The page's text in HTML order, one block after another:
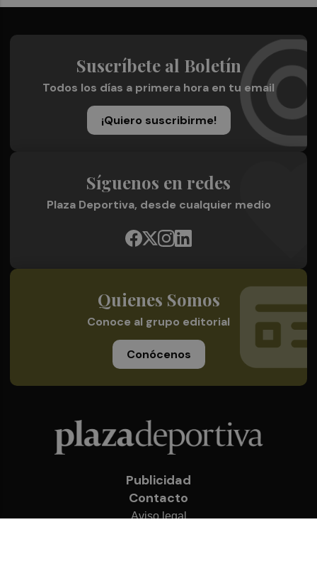
Suscríbete al Boletín
Todos los días a primera hora en tu email
¡Quiero suscribirme!
Síguenos en redes
Plaza Deportiva, desde cualquier medio
Quienes Somos
Conoce al grupo editorial
Conócenos
Publicidad
Contacto
Aviso legal